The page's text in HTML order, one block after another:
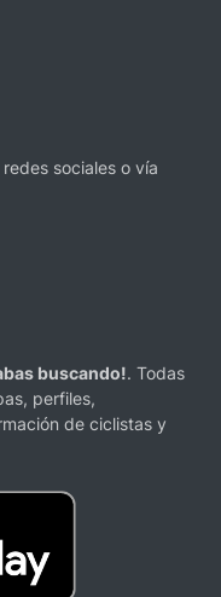
sociales o vía
buscando!. Todas
perfiles,
de ciclistas y